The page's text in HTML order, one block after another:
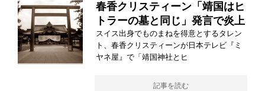
春香クリスティーン「靖国はヒ
トラーの墓と同じ」発言で炎上
スイス出身でものまねを得意とするタレン
ト、春香クリスティーンが日本テレビ『ミ
ヤネ屋』で「靖国神社とヒ
記事を読む